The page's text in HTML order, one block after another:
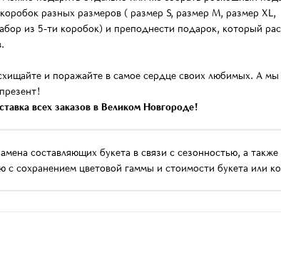
разных размеров ( размер S, размер M, размер XL,
из 5-ти коробок) и преподнести подарок, который
и поражайте в самое сердце своих любимых. А
всех заказов в Великом Новгороде!
составляющих букета в связи с сезонностью, а также
с сохранением цветовой гаммы и стоимости букета или